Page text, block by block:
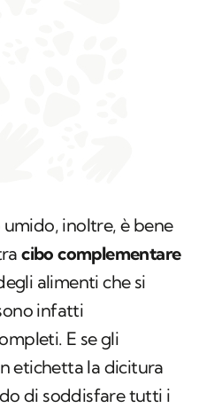
inoltre, è bene
cibo complementare
alimenti che si
infatti
E se gli
etichetta la dicitura
di soddisfare tutti i